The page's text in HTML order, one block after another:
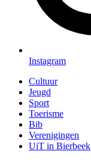
Instagram
Cultuur
Jeugd
Sport
Toerisme
Bib
Verenigingen
UiT in Bierbeek